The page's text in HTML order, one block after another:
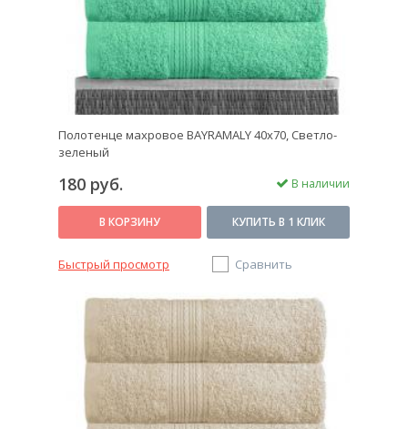
Полотенце махровое BAYRAMALY 40х70, Светло-
зеленый
180 руб. В наличии
В КОРЗИНУ КУПИТЬ В 1 КЛИК
Быстрый просмотр Сравнить